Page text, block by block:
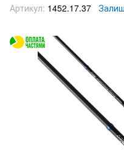
Артикул: 1452.17.37